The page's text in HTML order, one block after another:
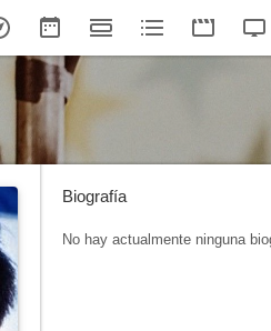
Biografía
No hay actualmente ninguna